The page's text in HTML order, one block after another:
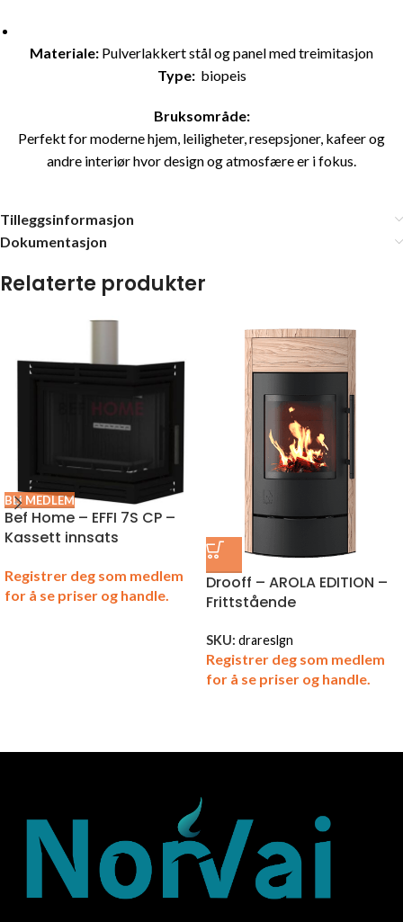
Materiale: Pulverlakkert stål og panel med treimitasjon
Type:biopeis
Bruksområde:
Perfekt for moderne hjem, leiligheter, resepsjoner, kafeer og
andre interiør hvor design og atmosfære er i fokus.
Tilleggsinformasjon
Dokumentasjon
Relaterte produkter
BLI MEDLEM
Bef Home – EFFI 7S CP –
Kassett innsats
Registrer deg som medlem
for å se priser og handle.
Drooff – AROLA EDITION –
Frittstående
SKU: drareslgn
Registrer deg som medlem
for å se priser og handle.